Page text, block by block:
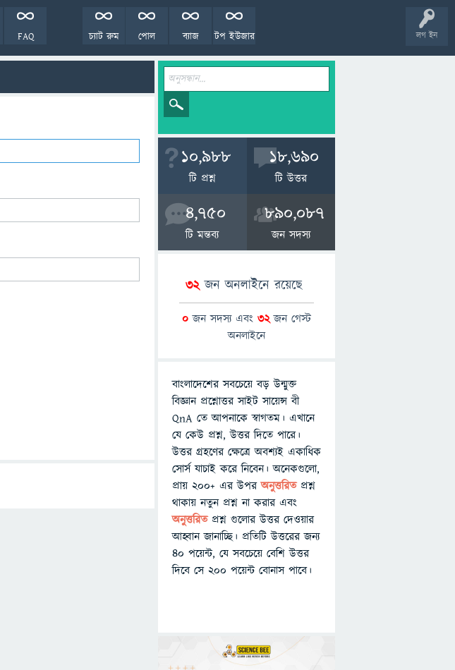
লগ ইন
FAQ টপ ইউজার
ব্যাজ
পোল
চ্যাট রুম
10,988
টি প্রশ্ন
18,690
টি উত্তর
4,750
টি মন্তব্য
890,087
জন সদস্য
32জন অনলাইনে রয়েছে
0 জন সদস্য এবং 32জন গেস্ট
অনলাইনে
বাংলাদেশের সবচেয়ে বড় উন্মুক্ত
বিজ্ঞান প্রশ্নোত্তর সাইট সায়েন্স বী
QnA তে আপনাকে স্বাগতম। এখানে
যে কেউ প্রশ্ন, উত্তর দিতে পারে।
উত্তর গ্রহণের ক্ষেত্রে অবশ্যই একাধিক
সোর্স যাচাই করে নিবেন। অনেকগুলো,
প্রায় ২০০+ এর উপরঅনুত্তরিতপ্রশ্ন
থাকায় নতুন প্রশ্ন না করার এবং
অনুত্তরিত প্রশ্ন গুলোর উত্তর দেওয়ার
আহ্বান জানাচ্ছি। প্রতিটি উত্তরের জন্য
৪০ পয়েন্ট, যে সবচেয়ে বেশি উত্তর
দিবে সে ২০০ পয়েন্ট বোনাস পাবে।